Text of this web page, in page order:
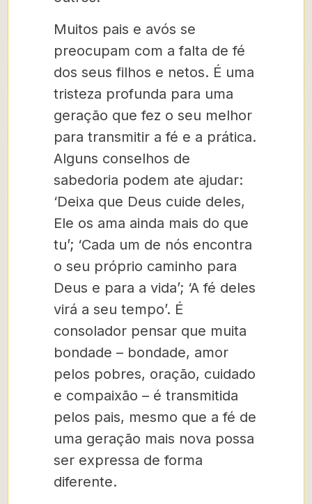
Muitos pais e avós se
preocupam com a falta de fé
dos seus filhos e netos. É uma
tristeza profunda para uma
geração que fez o seu melhor
para transmitir a fé e a prática.
Alguns conselhos de
sabedoria podem ate ajudar:
‘Deixa que Deus cuide deles,
Ele os ama ainda mais do que
tu’; ‘Cada um de nós encontra
o seu próprio caminho para
Deus e para a vida’; ‘A fé deles
virá a seu tempo’. É
consolador pensar que muita
bondade – bondade, amor
pelos pobres, oração, cuidado
e compaixão – é transmitida
pelos pais, mesmo que a fé de
uma geração mais nova possa
ser expressa de forma
diferente.